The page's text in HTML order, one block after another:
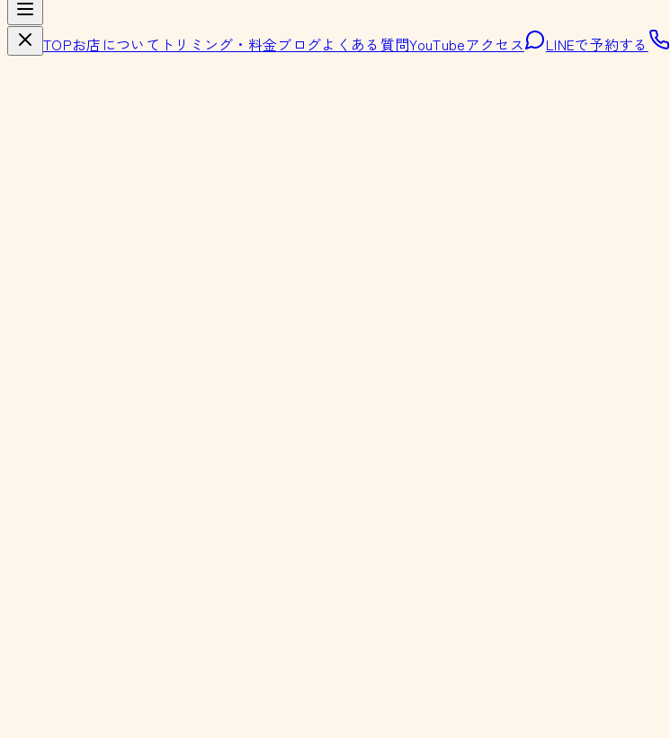
TOPお店について トリミング・料金ブログよくある質問YouTubeアクセス LINEで予約する